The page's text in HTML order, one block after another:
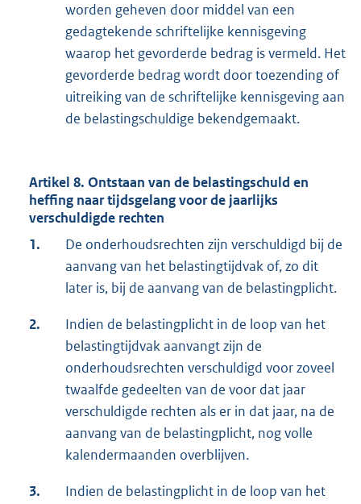
worden geheven door middel van een
gedagtekende schriftelijke kennisgeving
waarop het gevorderde bedrag is vermeld. Het
gevorderde bedrag wordt door toezending of
uitreiking van de schriftelijke kennisgeving aan
de belastingschuldige bekendgemaakt.
Artikel 8. Ontstaan van de belastingschuld en
heffing naar tijdsgelang voor de jaarlijks
verschuldigde rechten
1.
De onderhoudsrechten zijn verschuldigd bij de
aanvang van het belastingtijdvak of, zo dit
later is, bij de aanvang van de belastingplicht.
2.
Indien de belastingplicht in de loop van het
belastingtijdvak aanvangt zijn de
onderhoudsrechten verschuldigd voor zoveel
twaalfde gedeelten van de voor dat jaar
verschuldigde rechten als er in dat jaar, na de
aanvang van de belastingplicht, nog volle
kalendermaanden overblijven.
3.
Indien de belastingplicht in de loop van het